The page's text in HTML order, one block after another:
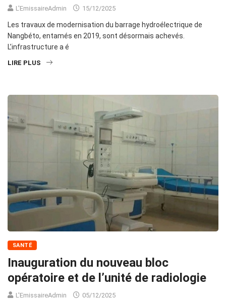
L'EmissaireAdmin 15/12/2025
Les travaux de modernisation du barrage hydroélectrique de
Nangbéto, entamés en 2019, sont désormais achevés.
L’infrastructure a é
LIRE PLUS
SANTÉ
Inauguration du nouveau bloc
opératoire et de l’unité de radiologie
L'EmissaireAdmin 05/12/2025